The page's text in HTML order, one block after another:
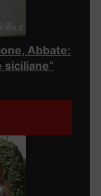
Abbate: